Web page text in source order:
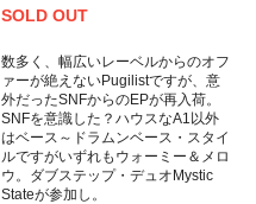
SOLD OUT
数多く、幅広いレーベルからのオフ
ァーが絶えないPugilistですが、意
外だったSNFからのEPが再入荷。
SNFを意識した？ハウスなA1以外
はベース～ドラムンベース・スタイ
ルですがいずれもウォーミー＆メロ
ウ。ダブステップ・デュオMystic
Stateが参加し。